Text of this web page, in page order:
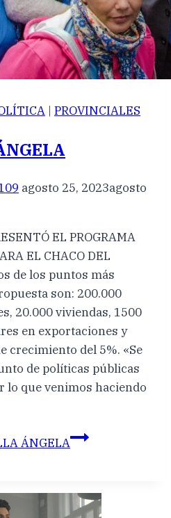
| PROVINCIALES
agosto 25, 2023agosto
EL PROGRAMA
EL CHACO DEL
de los puntos más
son: 200.000
20.000 viviendas, 1500
en exportaciones y
crecimiento del 5%. «Se
de políticas públicas
lo que venimos haciendo
ÁNGELA